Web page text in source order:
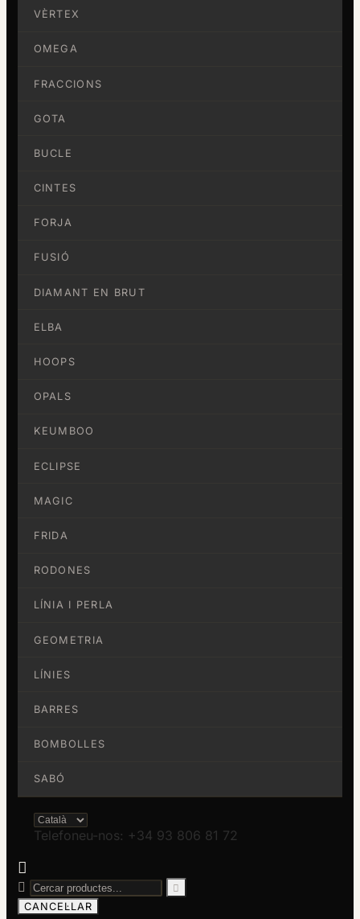
VÈRTEX
OMEGA
FRACCIONS
GOTA
BUCLE
CINTES
FORJA
FUSIÓ
DIAMANT EN BRUT
ELBA
HOOPS
OPALS
KEUMBOO
ECLIPSE
MAGIC
FRIDA
RODONES
LÍNIA I PERLA
GEOMETRIA
LÍNIES
BARRES
BOMBOLLES
SABÓ
Telefoneu-nos: +34 93 806 81 72



CANCEL·LAR